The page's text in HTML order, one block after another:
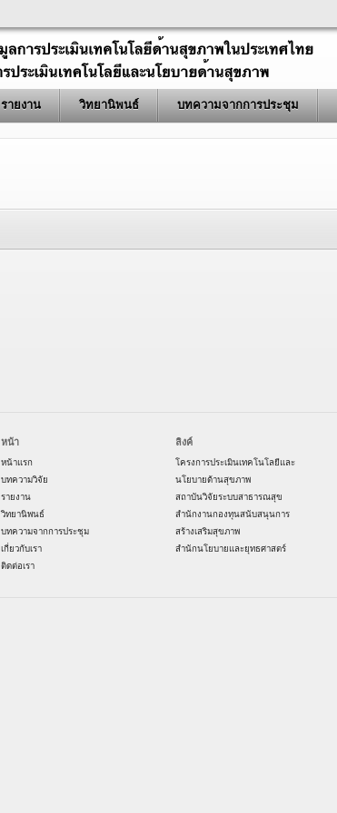
รายงาน วิทยานิพนธ์ บทความจากการประชุม
หน้า
หน้าแรก
บทความวิจัย
รายงาน
วิทยานิพนธ์
บทความจากการประชุม
เกี่ยวกับเรา
ติดต่อเรา
ลิงค์
โครงการประเมินเทคโนโลยีและ
นโยบายด้านสุขภาพ
สถาบันวิจัยระบบสาธารณสุข
สำนักงานกองทุนสนับสนุนการ
สร้างเสริมสุขภาพ
สำนักนโยบายและยุทธศาสตร์